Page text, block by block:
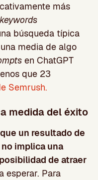
más
keywords
búsqueda típica
media de algo
en ChatGPT
que 23
Semrush.
medida del éxito
un resultado de
implica una
de atraer
esperar. Para